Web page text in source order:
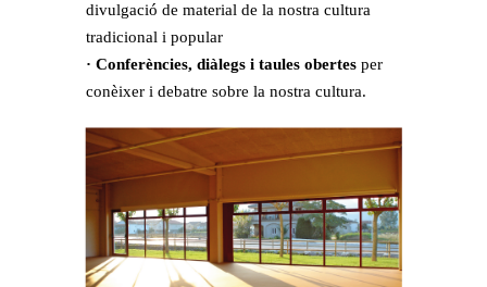
divulgació de material de la nostra cultura
tradicional i popular
· Conferències, diàlegs i taules obertesper
conèixer i debatre sobre la nostra cultura.